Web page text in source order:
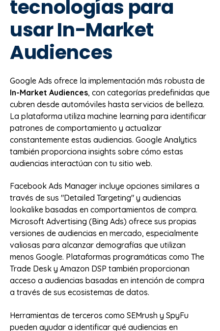
tecnologías para
usar In-Market
Audiences
Google Ads ofrece la implementación más robusta de
In-Market Audiences, con categorías predefinidas que
cubren desde automóviles hasta servicios de belleza.
La plataforma utiliza machine learning para identificar
patrones de comportamiento y actualizar
constantemente estas audiencias. Google Analytics
también proporciona insights sobre cómo estas
audiencias interactúan con tu sitio web.
Facebook Ads Manager incluye opciones similares a
través de sus "Detailed Targeting" y audiencias
lookalike basadas en comportamientos de compra.
Microsoft Advertising (Bing Ads) ofrece sus propias
versiones de audiencias en mercado, especialmente
valiosas para alcanzar demografías que utilizan
menos Google. Plataformas programáticas como The
Trade Desk y Amazon DSP también proporcionan
acceso a audiencias basadas en intención de compra
a través de sus ecosistemas de datos.
Herramientas de terceros como SEMrush y SpyFu
pueden ayudar a identificar qué audiencias en